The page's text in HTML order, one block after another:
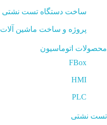
ساخت دستگاه تست نشتی
پروژه و ساخت ماشین آلات
محصولات اتوماسیون
FBox
HMI
PLC
تست نشتی